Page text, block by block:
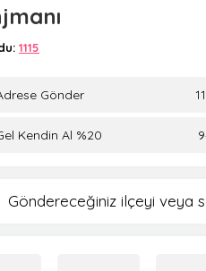
1115
Gönder
Kendin Al %20